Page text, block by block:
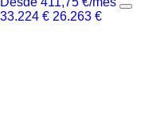
33.224 € 26.263 €